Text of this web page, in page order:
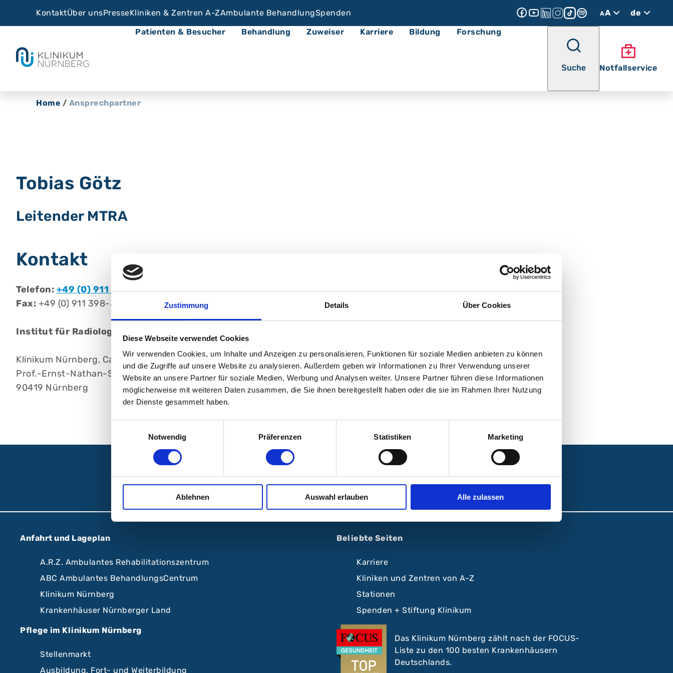
Zustimmung Details Über Cookies
Diese Webseite verwendet Cookies
Wir verwenden Cookies, um Inhalte und Anzeigen zu personalisieren, Funktionen für soziale Medien anbieten zu können
und die Zugriffe auf unsere Website zu analysieren. Außerdem geben wir Informationen zu Ihrer Verwendung unserer
Website an unsere Partner für soziale Medien, Werbung und Analysen weiter. Unsere Partner führen diese Informationen
möglicherweise mit weiteren Daten zusammen, die Sie ihnen bereitgestellt haben oder die sie im Rahmen Ihrer Nutzung
der Dienste gesammelt haben.
Notwendig
Präferenzen Statistiken Marketing
Ablehnen Auswahl erlauben Alle zulassen
KontaktÜber unsPresseKliniken & Zentren A-ZAmbulante BehandlungSpenden AA
de
Patienten & Besucher
Behandlung Zuweiser Karriere Bildung Forschung
Suche Notfallservice
Home / Ansprechpartner
Tobias Götz
Leitender MTRA
Kontakt
Telefon: +49 (0) 911 398-3100
Fax: +49 (0) 911 398-3667
Institut für Radiologie, Neuroradiologie und Nuklearmedizin
Klinikum Nürnberg, Campus Nord
Prof.-Ernst-Nathan-Str. 1
90419 Nürnberg
Folgen Sie uns:
Anfahrt und Lageplan
A.R.Z. Ambulantes Rehabilitationszentrum
ABC Ambulantes BehandlungsCentrum
Klinikum Nürnberg
Krankenhäuser Nürnberger Land
Beliebte Seiten
Karriere
Kliniken und Zentren von A-Z
Stationen
Spenden + Stiftung Klinikum
Pflege im Klinikum Nürnberg
Stellenmarkt
Ausbildung, Fort- und Weiterbildung
Das Klinikum Nürnberg zählt nach der FOCUS-
Liste zu den 100 besten Krankenhäusern
Deutschlands.